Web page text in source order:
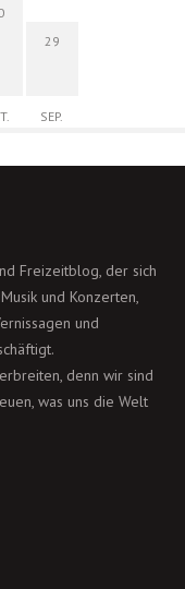
29
SEP.
Freizeitblog, der sich
und Konzerten,
und
denn wir sind
was uns die Welt